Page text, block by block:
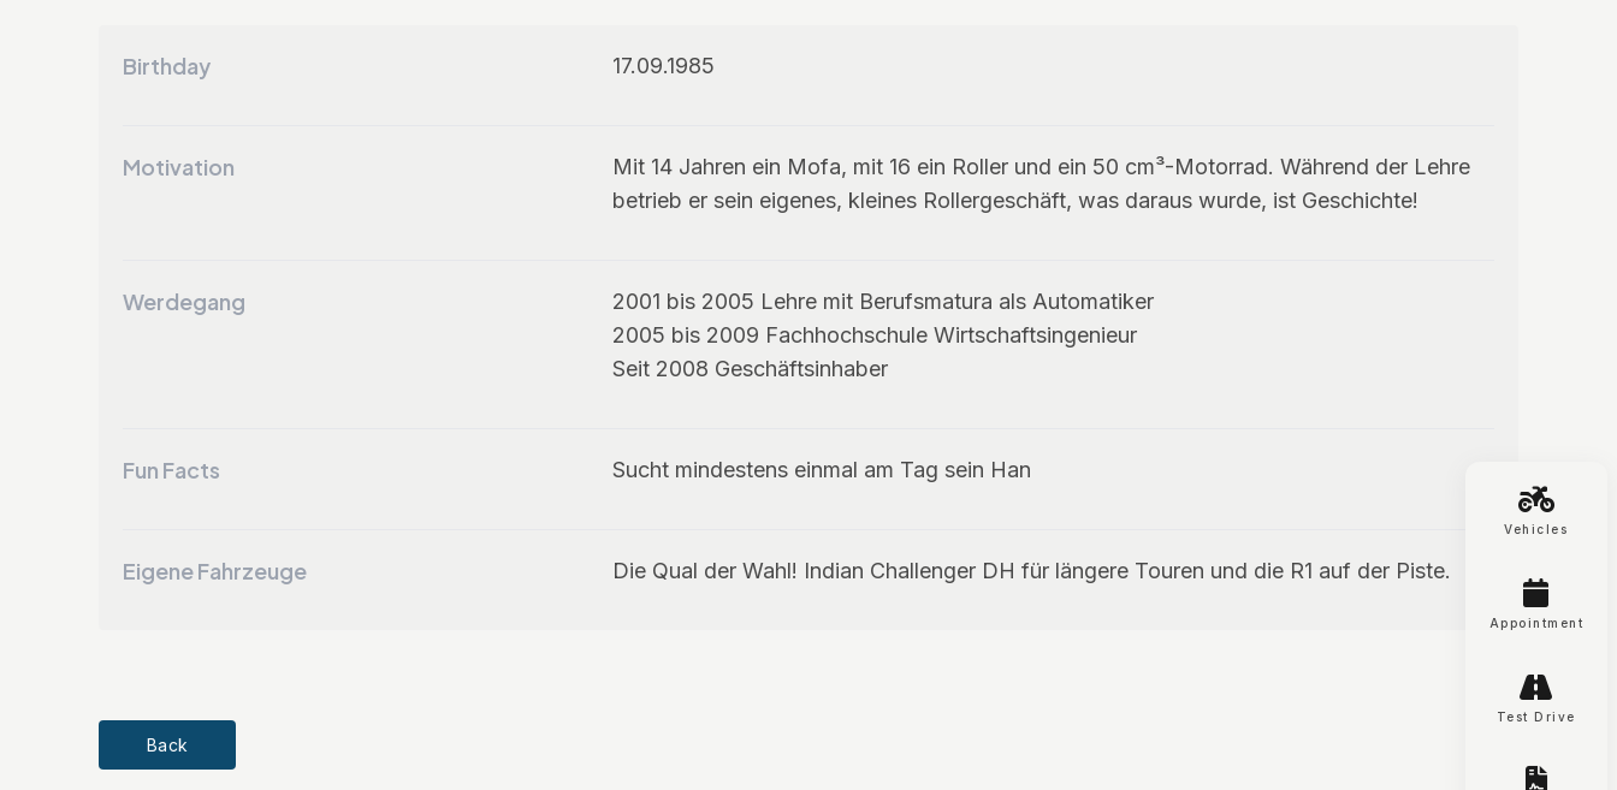
Birthday 17.09.1985
Motivation
Mit 14 Jahren ein Mofa, mit 16 ein Roller und ein 50 cm³-Motorrad. Während der Lehre
betrieb er sein eigenes, kleines Rollergeschäft, was daraus wurde, ist Geschichte!
Werdegang
2001 bis 2005 Lehre mit Berufsmatura als Automatiker
2005 bis 2009 Fachhochschule Wirtschaftsingenieur
Seit 2008 Geschäftsinhaber
Fun Facts Sucht mindestens einmal am Tag sein Han
Eigene Fahrzeuge Die Qual der Wahl! Indian Challenger DH für längere Touren und die R1 auf der Piste.
Back
Vehicles
Appointment
Test Drive